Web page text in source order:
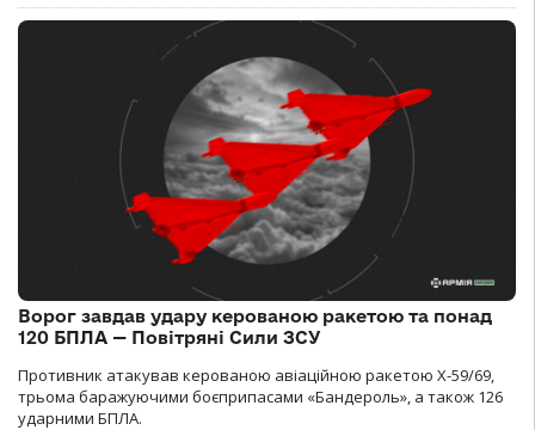
Ворог завдав удару керованою ракетою та понад
120 БПЛА — Повітряні Сили ЗСУ
Противник атакував керованою авіаційною ракетою Х-59/69,
трьома баражуючими боєприпасами «Бандероль», а також 126
ударними БПЛА.